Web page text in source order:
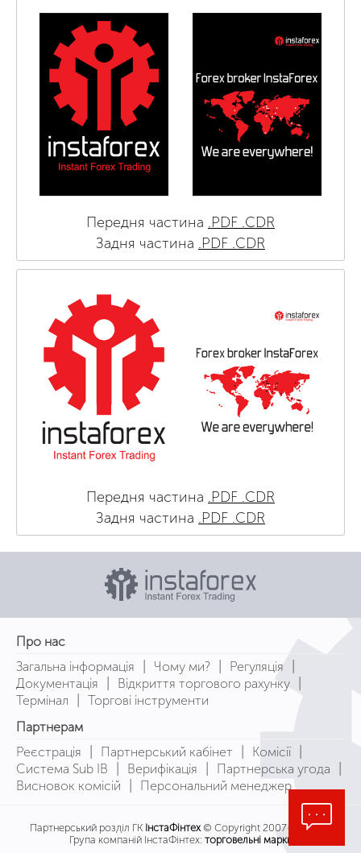
Передня частина .PDF .CDR
Задня частина .PDF .CDR
Передня частина .PDF .CDR
Задня частина .PDF .CDR
Про нас
Загальна інформація
Чому ми? Регуляція
Документація Відкриття торгового рахунку
Термінал
Торгові інструменти
Партнерам
Реєстрація
Партнерський кабінет Комісії
Система Sub IB Верифікація Партнерська угода
Висновок комісій Персональний менеджер
Партнерський розділ ГК ІнстаФінтех © Copyright 2007-2026
Група компаній ІнстаФінтех: торговельні марки